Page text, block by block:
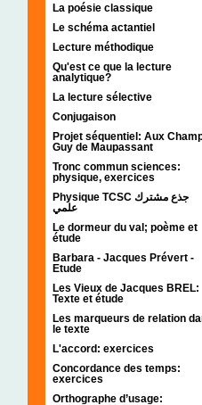
La poésie classique
Le schéma actantiel
Lecture méthodique
Qu'est ce que la lecture
analytique?
La lecture sélective
Conjugaison
Projet séquentiel: Aux
Guy de Maupassant
Tronc commun sciences:
physique, exercices
Physique TCSC جذع مشترك
علمي
Le dormeur du val; poème et
étude
Barbara - Jacques Prévert -
Etude
Les Vieux de Jacques BREL:
Texte et étude
Les marqueurs de relation
le texte
L'accord: exercices
Concordance des temps:
exercices
Orthographe d’usage: